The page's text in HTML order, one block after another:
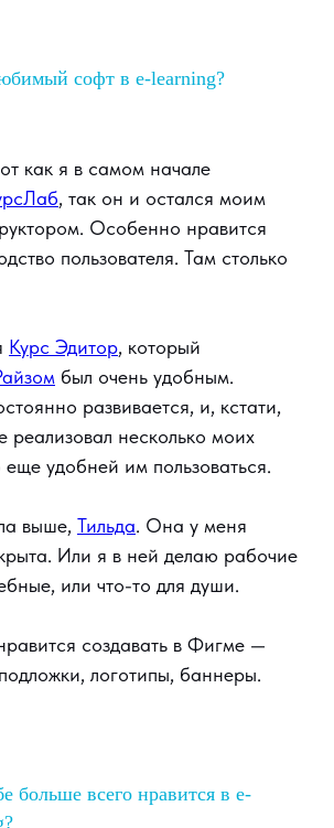
софт в e-learning?
как я в самом начале
, так он и остался моим
Особенно нравится
пользователя. Там столько
Курс Эдитор, который
был очень удобным.
развивается, и, кстати,
реализовал несколько моих
еще удобней им пользоваться.
выше, Тильда. Она у меня
Или я в ней делаю рабочие
или что-то для души.
создавать в Фигме —
логотипы, баннеры.
больше всего нравится в e-